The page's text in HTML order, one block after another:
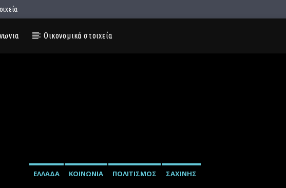
Οικονομικά στοιχεία
ΕΛΛΆΔΑ ΚΟΙΝΩΝΊΑ ΠΟΛΙΤΙΣΜΌΣ ΣΑΧΊΝΗΣ